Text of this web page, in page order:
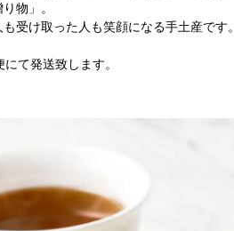
物」。
受け取った人も笑顔になる手土産です。
て発送致します。